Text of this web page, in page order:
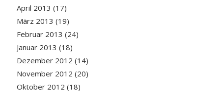
April 2013 (17)
März 2013 (19)
Februar 2013 (24)
Januar 2013 (18)
Dezember 2012 (14)
November 2012 (20)
Oktober 2012 (18)